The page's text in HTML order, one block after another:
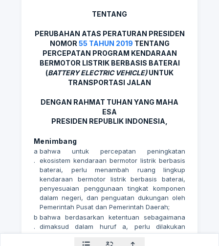
TENTANG
PERUBAHAN ATAS PERATURAN PRESIDEN
NOMOR 55 TAHUN 2019 TENTANG
PERCEPATAN PROGRAM KENDARAAN
BERMOTOR LISTRIK BERBASIS BATERAI
(BATTERY ELECTRIC VEHICLE)UNTUK
TRANSPORTASI JALAN
DENGAN RAHMAT TUHAN YANG MAHA
ESA
PRESIDEN REPUBLIK INDONESIA,
Menimbang
a
.
bahwa untuk percepatan peningkatan
ekosistem kendaraan bermotor listrik berbasis
baterai, perlu menambah ruang lingkup
kendaraan bermotor listrik berbasis baterai,
penyesuaian penggunaan tingkat komponen
dalam negeri, dan penguatan dukungan oleh
Pemerintah Pusat dan Pemerintah Daerah;
b
.
bahwa berdasarkan ketentuan sebagaimana
dimaksud dalam huruf a, perlu dilakukan
penyesuaian Peraturan Presiden Nomor55